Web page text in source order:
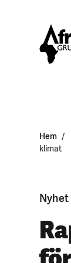
Hem
klimat
Nyhet